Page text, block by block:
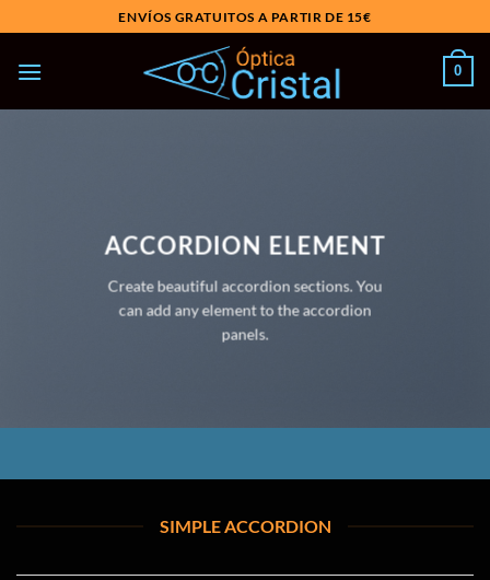
al
contenido
ENVÍOS GRATUITOS A PARTIR DE 15€
0
ACCORDION ELEMENT
Create beautiful accordion sections. You
can add any element to the accordion
panels.
SIMPLE ACCORDION